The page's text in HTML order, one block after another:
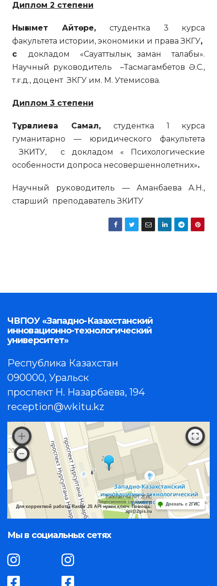
Диплом 2 степени
Нығымет Айтөре, студентка 3 курса
факультета истории, экономики и права ЗКГУ,
с докладом «Сауаттылық заман талабы».
Научный руководитель –Тасмагамбетов Ә.С.,
т.ғ.д., доцент ЗКГУ им. М. Утемисова.
Диплом 3 степени
Тұрғалиева Самал, студентка 1 курса
гуманитарно — юридического факультета
ЗКИТУ, с докладом « Психологические
особенности допроса несовершеннолетних».
Научный руководитель — Аманбаева А.Н.,
старший преподаватель ЗКИТУ
ЧВПОУ «Западно-Казахстанский
инновационно-технологический
университет»
Республика Казахстан
090000, Уральск
проспект Н. Назарбаева, 194
reception@wkitu.kz
Работает на API 2ГИС
Лицензионное соглашение
Для корректной работы Raster JS API нужен ключ. Помощь:
api@2gis.ru
Доехать с 2ГИС
Мы в социальных сетях